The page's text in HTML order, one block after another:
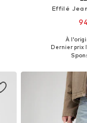
Effilé
Disponible
À
Dernier prix